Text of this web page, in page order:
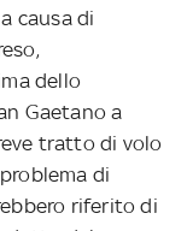
causa di
dello
Gaetano a
tratto di volo
di
riferito di